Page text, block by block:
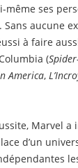
même ses
aucune
à faire
(
America,
Marvel
d’un